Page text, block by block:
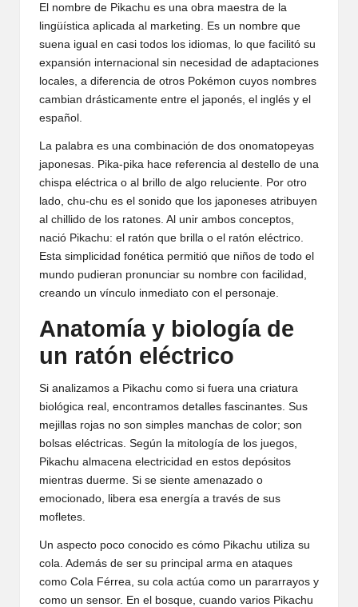
El nombre de Pikachu es una obra maestra de la
lingüística aplicada al marketing. Es un nombre que
suena igual en casi todos los idiomas, lo que facilitó su
expansión internacional sin necesidad de adaptaciones
locales, a diferencia de otros Pokémon cuyos nombres
cambian drásticamente entre el japonés, el inglés y el
español.
La palabra es una combinación de dos onomatopeyas
japonesas. Pika-pika hace referencia al destello de una
chispa eléctrica o al brillo de algo reluciente. Por otro
lado, chu-chu es el sonido que los japoneses atribuyen
al chillido de los ratones. Al unir ambos conceptos,
nació Pikachu: el ratón que brilla o el ratón eléctrico.
Esta simplicidad fonética permitió que niños de todo el
mundo pudieran pronunciar su nombre con facilidad,
creando un vínculo inmediato con el personaje.
Anatomía y biología de
un ratón eléctrico
Si analizamos a Pikachu como si fuera una criatura
biológica real, encontramos detalles fascinantes. Sus
mejillas rojas no son simples manchas de color; son
bolsas eléctricas. Según la mitología de los juegos,
Pikachu almacena electricidad en estos depósitos
mientras duerme. Si se siente amenazado o
emocionado, libera esa energía a través de sus
mofletes.
Un aspecto poco conocido es cómo Pikachu utiliza su
cola. Además de ser su principal arma en ataques
como Cola Férrea, su cola actúa como un pararrayos y
como un sensor. En el bosque, cuando varios Pikachu